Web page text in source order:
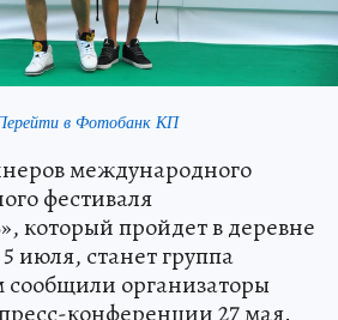
в Фотобанк КП
международного
фестиваля
который пройдет в деревне
июля, станет группа
организаторы
конференции 27 мая.